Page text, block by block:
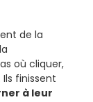
de la
où cliquer,
finissent
à leur